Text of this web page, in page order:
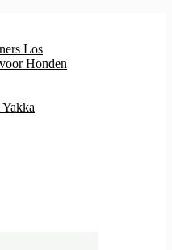
Los
Honden